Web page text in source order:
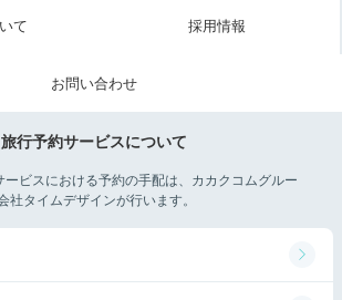
は朝日を見よう！と張り切って日
きしました。3人で見た朝日は忘
なりました。
て 採用情報
お問い合わせ
旅行予約サービスについて
ビスにおける予約の手配は、カカクコムグルー
社タイムデザインが行います。